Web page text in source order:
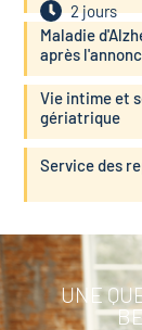
2 jours
Maladie
après
Vie intime et
gériatrique
Service des
UNE